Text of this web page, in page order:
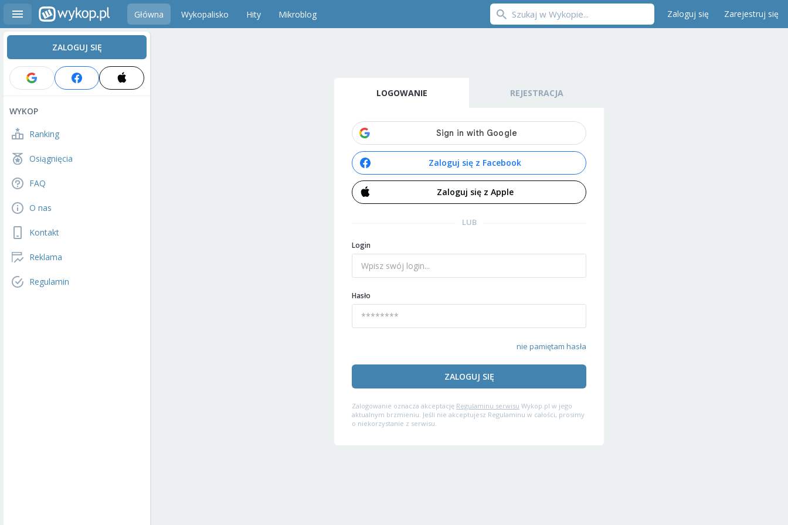
Główna Wykopalisko Hity Mikroblog Zaloguj się Zarejestruj się
ZALOGUJ SIĘ
WYKOP
Ranking
Osiągnięcia
FAQ
O nas
Kontakt
Reklama
Regulamin
LOGOWANIE REJESTRACJA
Zaloguj się z Facebook
Zaloguj się z Apple
LUB
Login
Hasło
nie pamiętam hasła
ZALOGUJ SIĘ
Zalogowanie oznacza akceptację Regulaminu serwisu Wykop.pl w jego
aktualnym brzmieniu. Jeśli nie akceptujesz Regulaminu w całości, prosimy
o niekorzystanie z serwisu.